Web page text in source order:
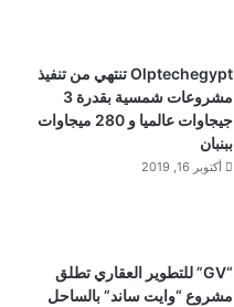
Olptechegypt تنتهي من تنفيذ
مشروعات شمسية بقدرة 3
جيجاوات عالميا و 280 ميجاوات
ببنبان
أكتوبر 16, 2019
“GV” للتطوير العقاري تطلق
مشروع “وايت ساند” بالساحل